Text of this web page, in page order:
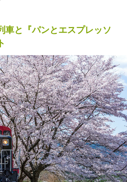
車と『パンとエスプレッソ